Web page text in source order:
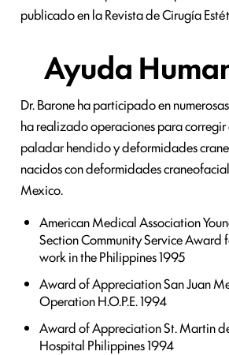
publicado en la Revista de Cirugía
Ayuda
Dr. Barone ha participado en
ha realizado operaciones para
paladar hendido y deformidades
nacidos con deformidades
Mexico.
American Medical Association
Section Community Service Award
work in the Philippines 1995
Award of Appreciation San Juan
Operation H.O.P.E. 1994
Award of Appreciation St. Martin
Hospital Philippines 1994